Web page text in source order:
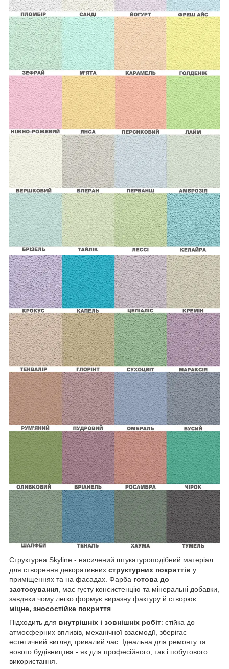
Структурна Skyline - насичений штукатуроподібний матеріал
для створення декоративних структурних покриттів у
приміщеннях та на фасадах. Фарба готова до
застосування , має густу консистенцію та мінеральні добавки,
завдяки чому легко формує виразну фактуру й створює
міцне, зносостійке покриття
Підходить для внутрішніх і зовнішніх робіт: стійка до
атмосферних впливів, механічної взаємодії, зберігає
естетичний вигляд тривалий час. Ідеальна для ремонту та
нового будівництва - як для професійного, так і побутового
використання.